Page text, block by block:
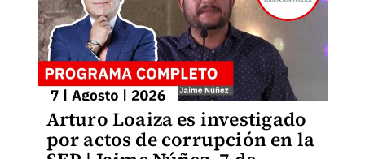
Arturo Loaiza es investigado
por actos de corrupción en la